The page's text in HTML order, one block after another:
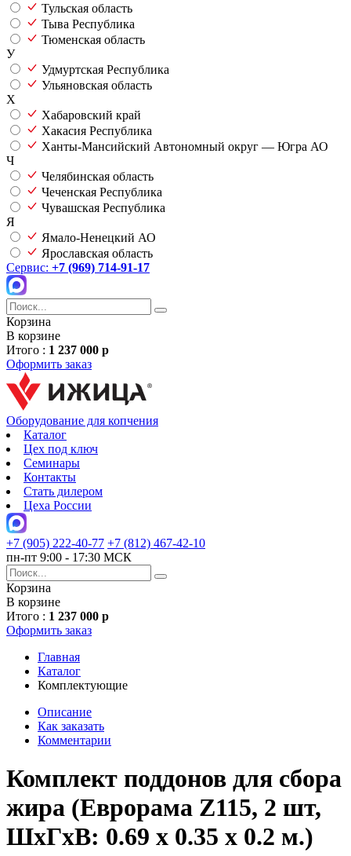
Тульская область
Тыва Республика
Тюменская область
У
Удмуртская Республика
Ульяновская область
Х
Хабаровский край
Хакасия Республика
Ханты-Мансийский Автономный округ — Югра АО
Ч
Челябинская область
Чеченская Республика
Чувашская Республика
Я
Ямало-Ненецкий АО
Ярославская область
Сервис: +7 (969) 714-91-17
Корзина
В корзине
Итого : 1 237 000 р
Оформить заказ
Оборудование для копчения
Каталог
Цех под ключ
Семинары
Контакты
Стать дилером
Цеха России
+7 (905) 222-40-77 +7 (812) 467-42-10
пн-пт 9:00 - 17:30 МСК
Корзина
В корзине
Итого : 1 237 000 р
Оформить заказ
Главная
Каталог
Комплектующие
Описание
Как заказать
Комментарии
Комплект поддонов для сбора
жира (Еврорама Z115, 2 шт,
ШхГxВ: 0.69 x 0.35 x 0.2 м.)